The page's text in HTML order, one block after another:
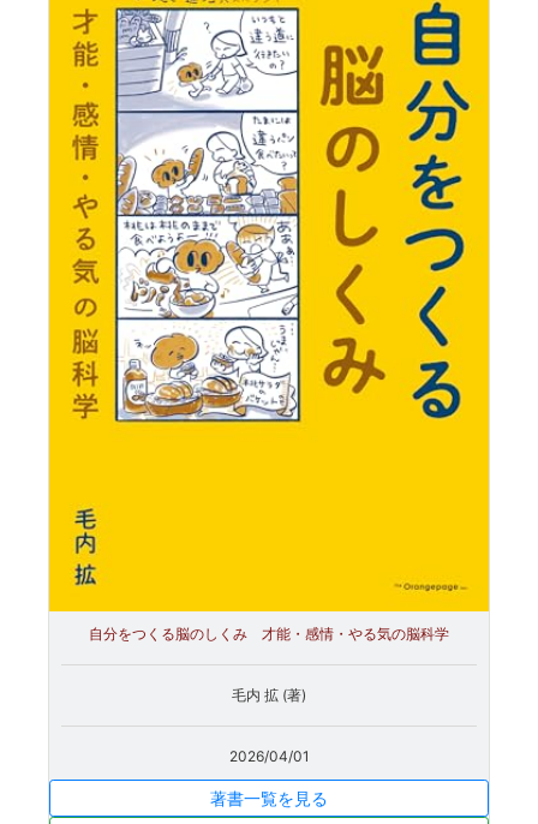
自分をつくる脳のしくみ 才能・感情・やる気の脳科学
毛内 拡 (著)
2026/04/01
著書一覧を見る